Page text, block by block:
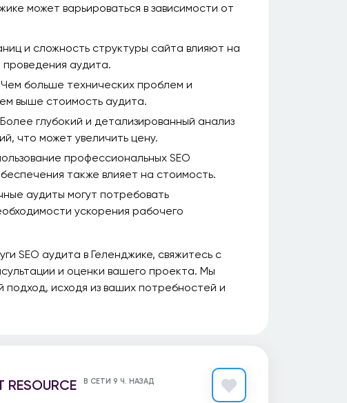
может варьироваться в зависимости от
и сложность структуры сайта влияют на
аудита.
Чем больше технических проблем и
выше стоимость аудита.
Более глубокий и детализированный анализ
что может увеличить цену.
профессиональных SEO
также влияет на стоимость.
аудиты могут потребовать
ускорения рабочего
SEO аудита в Геленджике, свяжитесь с
и оценки вашего проекта. Мы
исходя из ваших потребностей и
RESOURCE В СЕТИ 9 Ч. НАЗАД